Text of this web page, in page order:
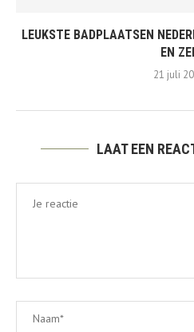
LEUKSTE BADPLAATSEN
EN
21 juli
LAAT EEN